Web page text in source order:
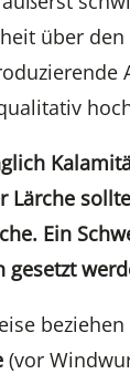
über
Lärche
Ein
gesetzt
(vor